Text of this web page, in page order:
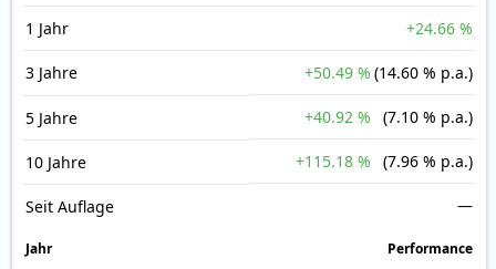
1 Jahr +24.66 %
3 Jahre +50.49 % (14.60 % p.a.)
5 Jahre +40.92 % (7.10 % p.a.)
10 Jahre +115.18 % (7.96 % p.a.)
Seit Auflage —
Jahr Perfor­mance